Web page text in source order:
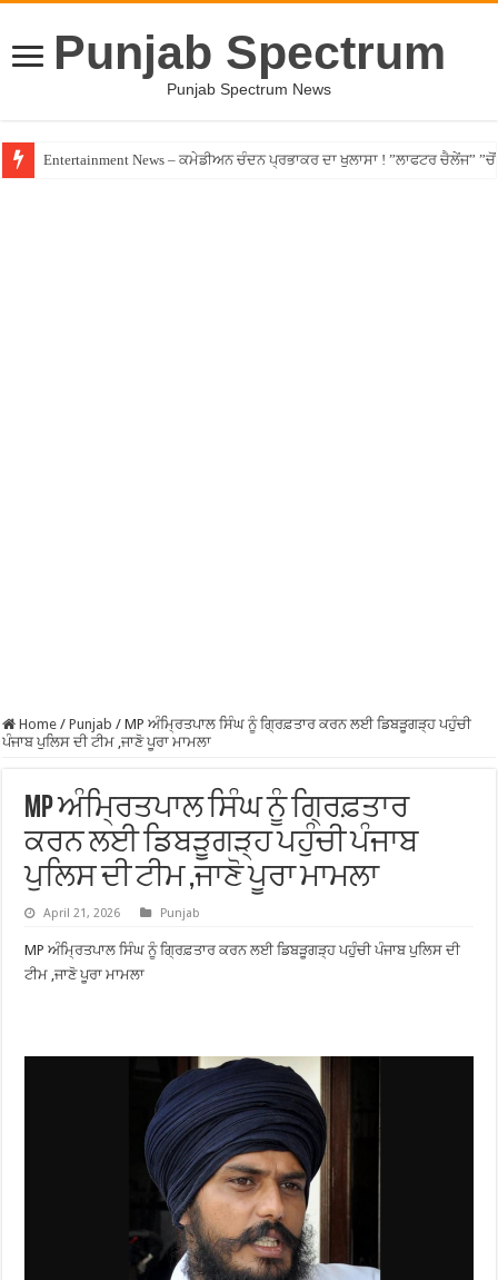
Punjab Spectrum
Punjab Spectrum News
Entertainment News – ਕਮੇਡੀਅਨ ਚੰਦਨ ਪ੍ਰਭਾਕਰ ਦਾ ਖੁਲਾਸਾ ! ”ਲਾਫਟਰ ਚੈਲੇਂਜ”
Home / Punjab / MP ਅੰਮ੍ਰਿਤਪਾਲ ਸਿੰਘ ਨੂੰ ਗ੍ਰਿਫ਼ਤਾਰ ਕਰਨ ਲਈ ਡਿਬੜੂਗੜ੍ਹ ਪਹੁੰਚੀ
ਪੰਜਾਬ ਪੁਲਿਸ ਦੀ ਟੀਮ ,ਜਾਣੋ ਪੂਰਾ ਮਾਮਲਾ
MP ਅੰਮ੍ਰਿਤਪਾਲ ਸਿੰਘ ਨੂੰ ਗ੍ਰਿਫ਼ਤਾਰ
ਕਰਨ ਲਈ ਡਿਬੜੂਗੜ੍ਹ ਪਹੁੰਚੀ ਪੰਜਾਬ
ਪੁਲਿਸ ਦੀ ਟੀਮ ,ਜਾਣੋ ਪੂਰਾ ਮਾਮਲਾ
April 21, 2026 Punjab
MP ਅੰਮ੍ਰਿਤਪਾਲ ਸਿੰਘ ਨੂੰ ਗ੍ਰਿਫ਼ਤਾਰ ਕਰਨ ਲਈ ਡਿਬੜੂਗੜ੍ਹ ਪਹੁੰਚੀ ਪੰਜਾਬ ਪੁਲਿਸ ਦੀ
ਟੀਮ ,ਜਾਣੋ ਪੂਰਾ ਮਾਮਲਾ